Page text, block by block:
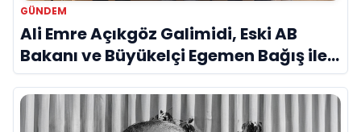
GÜNDEM
Ali Emre Açıkgöz Galimidi, Eski AB
Bakanı ve Büyükelçi Egemen Bağış ile
Bir Araya Geldi